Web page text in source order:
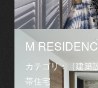
M
カテゴリ：［建築
帯住宅